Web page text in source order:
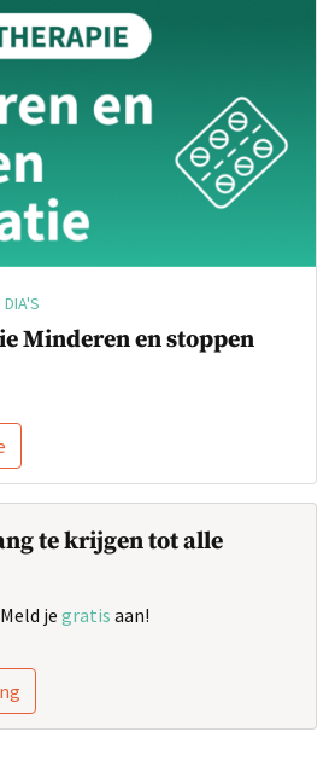
Minderen en stoppen
te krijgen tot alle
je gratis aan!